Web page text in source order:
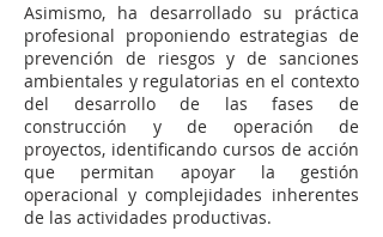
Asimismo, ha desarrollado su práctica
profesional proponiendo estrategias de
prevención de riesgos y de sanciones
ambientales y regulatorias en el contexto
del desarrollo de las fases de
construcción y de operación de
proyectos, identificando cursos de acción
que permitan apoyar la gestión
operacional y complejidades inherentes
de las actividades productivas.